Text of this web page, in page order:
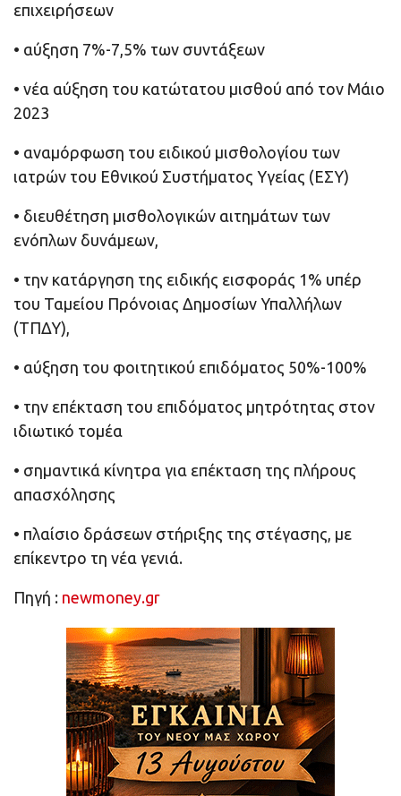
επιχειρήσεων
• αύξηση 7%-7,5% των συντάξεων
• νέα αύξηση του κατώτατου μισθού από τον Μάιο
2023
• αναμόρφωση του ειδικού μισθολογίου των
ιατρών του Εθνικού Συστήματος Υγείας (ΕΣΥ)
• διευθέτηση μισθολογικών αιτημάτων των
ενόπλων δυνάμεων,
• την κατάργηση της ειδικής εισφοράς 1% υπέρ
του Ταμείου Πρόνοιας Δημοσίων Υπαλλήλων
(ΤΠΔΥ),
• αύξηση του φοιτητικού επιδόματος 50%-100%
• την επέκταση του επιδόματος μητρότητας στον
ιδιωτικό τομέα
• σημαντικά κίνητρα για επέκταση της πλήρους
απασχόλησης
• πλαίσιο δράσεων στήριξης της στέγασης, με
επίκεντρο τη νέα γενιά.
Πηγή : newmoney.gr